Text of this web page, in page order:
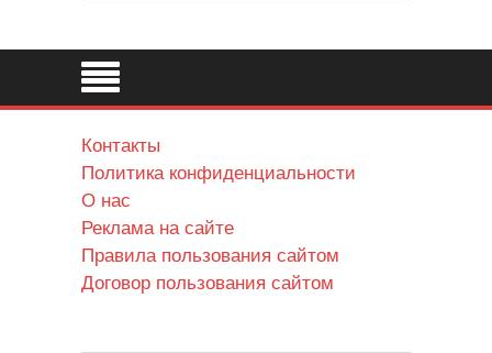
Контакты
Политика конфиденциальности
О нас
Реклама на сайте
Правила пользования сайтом
Договор пользования сайтом